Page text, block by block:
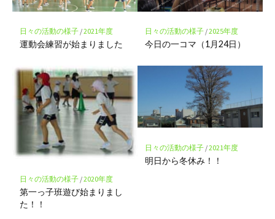
日々の活動の様子/2021年度
運動会練習が始まりました
日々の活動の様子/2025年度
今日の一コマ（1月24日）
日々の活動の様子/2020年度
第一っ子班遊び始まりまし
た！！
日々の活動の様子/2021年度
明日から冬休み！！